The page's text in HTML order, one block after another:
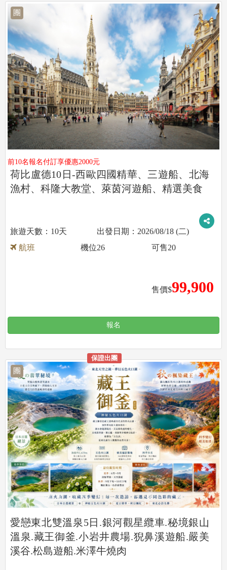
團
前10名報名付訂享優惠2000元
荷比盧德10日-西歐四國精華、三遊船、北海
漁村、科隆大教堂、萊茵河遊船、精選美食
10天
2026/08/18 (二)
航班
售價$99,900
機位26 可售20
報名
團
愛戀東北雙溫泉5日.銀河觀星纜車.秘境銀山
溫泉.藏王御釜.小岩井農場.猊鼻溪遊船.嚴美
溪谷.松島遊船.米澤牛燒肉
保證出團